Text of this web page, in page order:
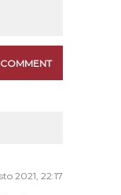
2021, 22:17